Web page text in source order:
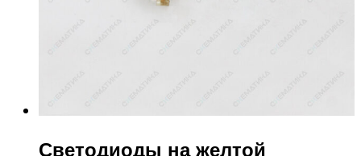
Светодиоды на желтой